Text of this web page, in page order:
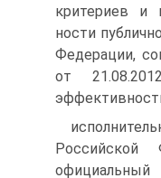
критериев и
ности
Федерации,
от
Российской